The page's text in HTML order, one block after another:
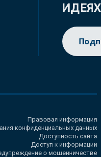
ИДЕЯХ
Правовая информация
конфиденциальных данных
Доступность сайта
Доступ к информации
о мошенничестве